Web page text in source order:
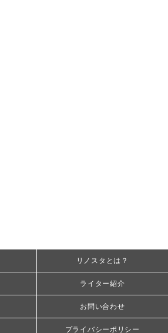
リノスタとは？
ライター紹介
お問い合わせ
プライバシーポリシー